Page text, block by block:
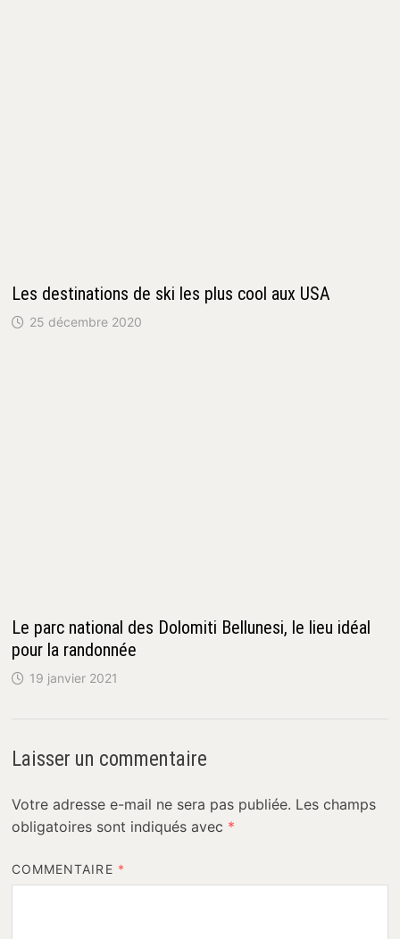
Les destinations de ski les plus cool aux USA
25 décembre 2020
Le parc national des Dolomiti Bellunesi, le lieu idéal
pour la randonnée
19 janvier 2021
Laisser un commentaire
Votre adresse e-mail ne sera pas publiée. Les champs
obligatoires sont indiqués avec *
COMMENTAIRE *